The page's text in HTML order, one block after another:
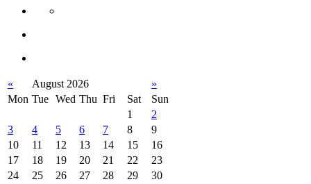
« August 2026
»
Mon Tue Wed Thu Fri Sat
Sun
1
2
3
4 5 6 7 8
9
10
11 12 13 14 15
16
17
18 19 20 21 22
23
24
25 26 27 28 29
30